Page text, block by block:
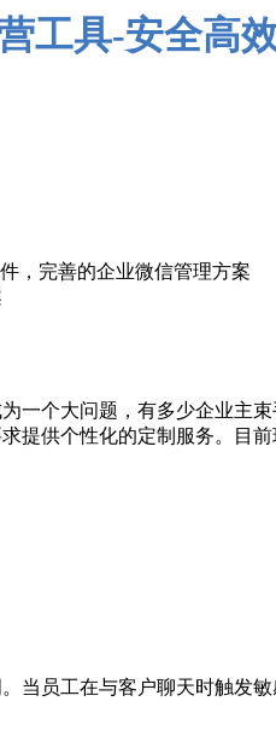
，完善的企业微信管理方案
一个大问题，有多少企业主
提供个性化的定制服务。目
当员工在与客户聊天时触发